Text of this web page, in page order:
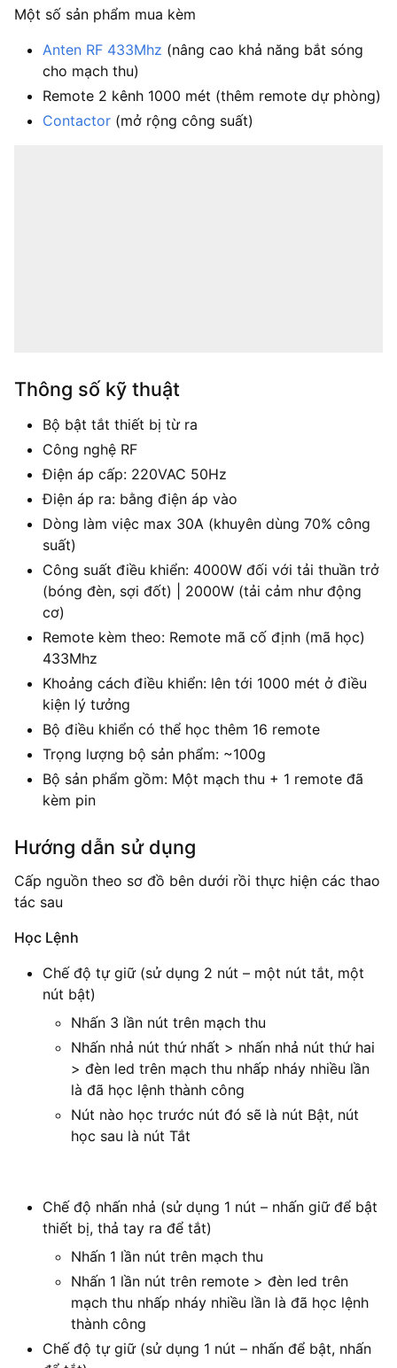
Một số sản phẩm mua kèm
Anten RF 433Mhz (nâng cao khả năng bắt sóng
cho mạch thu)
Remote 2 kênh 1000 mét (thêm remote dự phòng)
Contactor (mở rộng công suất)
Thông số kỹ thuật
Bộ bật tắt thiết bị từ ra
Công nghệ RF
Điện áp cấp: 220VAC 50Hz
Điện áp ra: bằng điện áp vào
Dòng làm việc max 30A (khuyên dùng 70% công
suất)
Công suất điều khiển: 4000W đối với tải thuần trở
(bóng đèn, sợi đốt) | 2000W (tải cảm như động
cơ)
Remote kèm theo: Remote mã cố định (mã học)
433Mhz
Khoảng cách điều khiển: lên tới 1000 mét ở điều
kiện lý tưởng
Bộ điều khiển có thể học thêm 16 remote
Trọng lượng bộ sản phẩm: ~100g
Bộ sản phẩm gồm: Một mạch thu + 1 remote đã
kèm pin
Hướng dẫn sử dụng
Cấp nguồn theo sơ đồ bên dưới rồi thực hiện các thao
tác sau
Học Lệnh
Chế độ tự giữ (sử dụng 2 nút – một nút tắt, một
nút bật)
Nhấn 3 lần nút trên mạch thu
Nhấn nhả nút thứ nhất > nhấn nhả nút thứ hai
> đèn led trên mạch thu nhấp nháy nhiều lần
là đã học lệnh thành công
Nút nào học trước nút đó sẽ là nút Bật, nút
học sau là nút Tắt
Chế độ nhấn nhả (sử dụng 1 nút – nhấn giữ để bật
thiết bị, thả tay ra để tắt)
Nhấn 1 lần nút trên mạch thu
Nhấn 1 lần nút trên remote > đèn led trên
mạch thu nhấp nháy nhiều lần là đã học lệnh
thành công
Chế độ tự giữ (sử dụng 1 nút – nhấn để bật, nhấn